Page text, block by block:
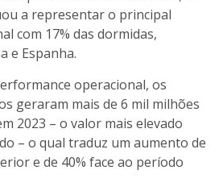
a representar o principal
com 17% das dormidas,
e Espanha.
operacional, os
geraram mais de 6 mil milhões
2023 – o valor mais elevado
– o qual traduz um aumento de
e de 40% face ao período